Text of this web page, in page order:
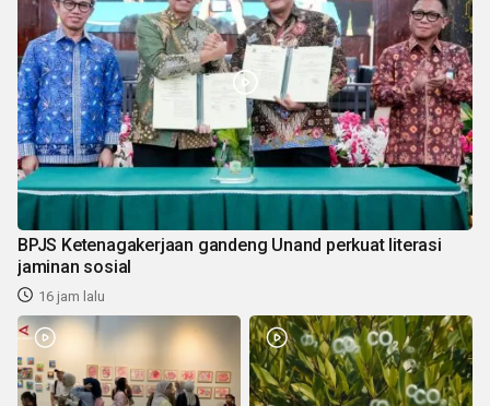
BPJS Ketenagakerjaan gandeng Unand perkuat literasi
jaminan sosial
16 jam lalu